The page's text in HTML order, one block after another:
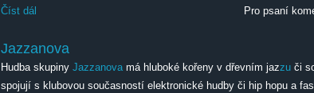
Číst dál Pro psaní
Jazzanova
Hudba skupiny Jazzanovamá hluboké kořeny v dřevním jazzu či
spojují s klubovou současností elektronické hudby či hip hopu a